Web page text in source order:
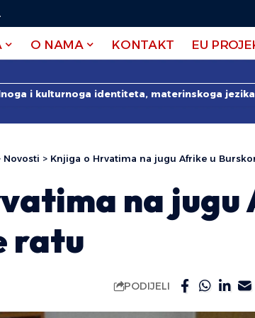
.
O NAMA KONTAKT EU
i kulturnoga identiteta, materinskoga
Novosti > Knjiga o Hrvatima na jugu Afrike u
na
ratu
PODIJELI